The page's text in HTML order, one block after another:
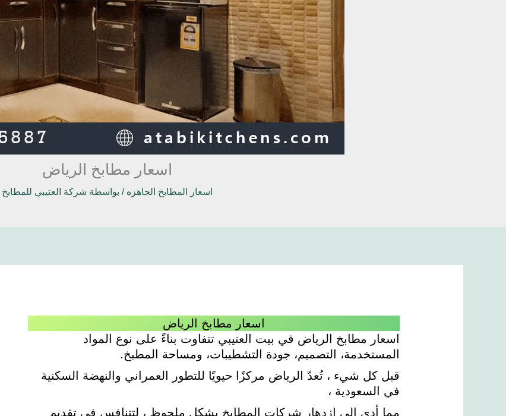
اسعار مطابخ الرياض
اسعار المطابخ الجاهزه / بواسطة شركة العتيبي للمطابخ
اسعار مطابخ الرياض
اسعار مطابخ الرياض في بيت العتيبي تتفاوت بناءً على نوع المواد
المستخدمة، التصميم، جودة التشطيبات، ومساحة المطبخ.
قبل كل شيء ، تُعدّ الرياض مركزًا حيويًا للتطور العمراني والنهضة السكنية
في السعودية ،
مما أدى إلى ازدهار شركات المطابخ بشكل ملحوظ ، لتتنافس في تقديم